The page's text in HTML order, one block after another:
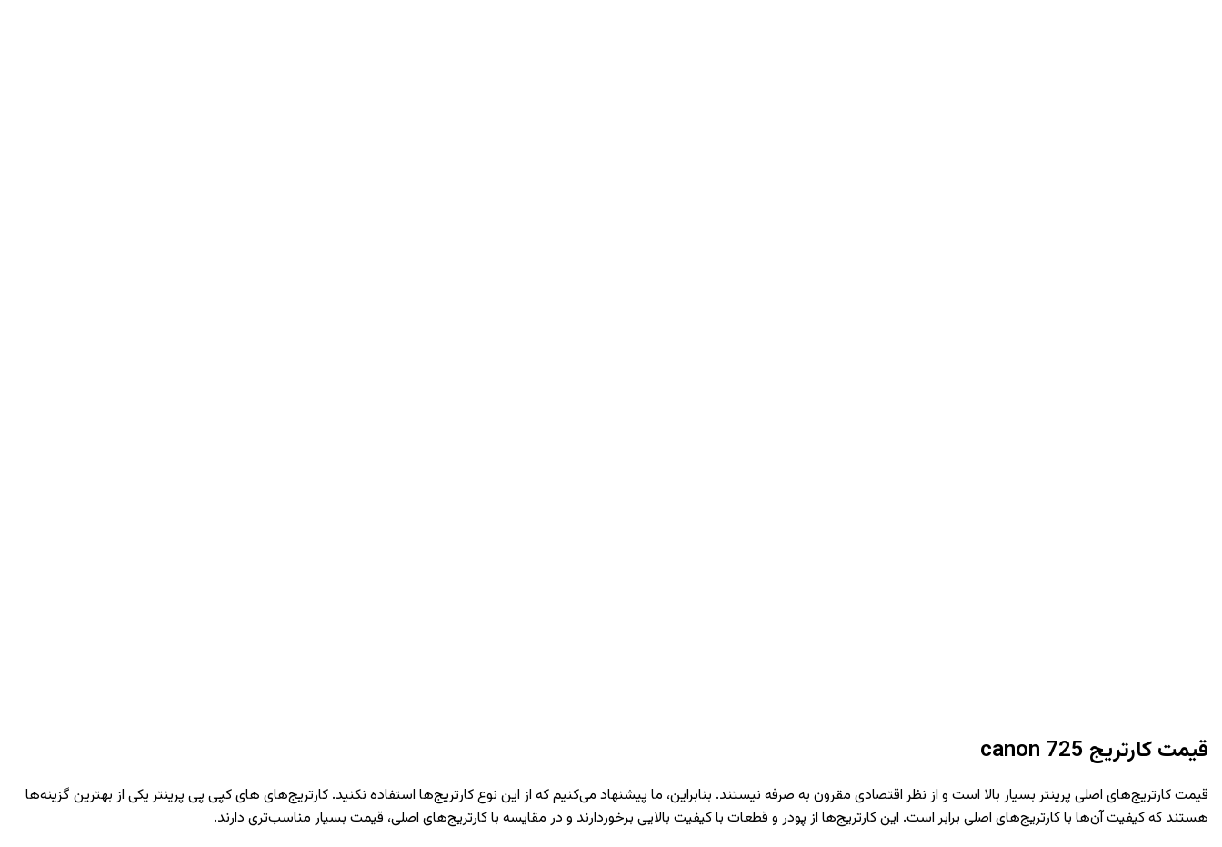
قیمت کارتریج canon 725
قیمت کارتریج‌های اصلی پرینتر بسیار بالا است و از نظر اقتصادی مقرون به صرفه نیستند. بنابراین، ما پیشنهاد می‌کنیم که از این نوع کارتریج‌ها استفاده نکنید. کارتریج‌های های کپی پی پرینتر یکی از بهترین گزینه‌ها
هستند که کیفیت آن‌ها با کارتریج‌های اصلی برابر است. این کارتریج‌ها از پودر و قطعات با کیفیت بالایی برخوردارند و در مقایسه با کارتریج‌های اصلی، قیمت بسیار مناسب‌تری دارند.